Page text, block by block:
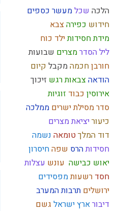
הלכה שכלמעשר כספים
חידוש כפירהצבא
מידת חסידותילד כוח
ליל הסדרמצרים שבועות
חורבןחכמהמקבל קיום
הודאהצבאותרגש זיכוך
אירוסין כבוד זוגיות
סדר מסילת ישרים ממלכה
כיעוריציאת מצרים
דוד המלךטומאה נשמה
חסידותהרס שפהחיסרון
יאוש כבישה עונש עצלות
חסד רשעותמפסידים
ירושלים תרבות המערב
דיבורארץ ישראל גשם